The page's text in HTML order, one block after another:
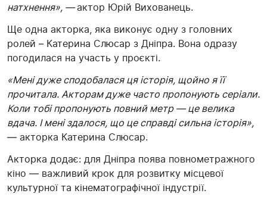
натхнення», —актор Юрій Вихованець.
Ще одна акторка, яка виконує одну з головних
ролей – Катерина Слюсар з Дніпра. Вона одразу
погодилася на участь у проєкті.
«Мені дуже сподобалася ця історія, щойно я її
прочитала. Акторам дуже часто пропонують серіали.
Коли тобі пропонують повний метр — це велика
вдача. І мені здалося, що це справді сильна історія»,
— акторка Катерина Слюсар.
Акторка додає: для Дніпра поява повнометражного
кіно — важливий крок для розвитку місцевої
культурної та кінематографічної індустрії.